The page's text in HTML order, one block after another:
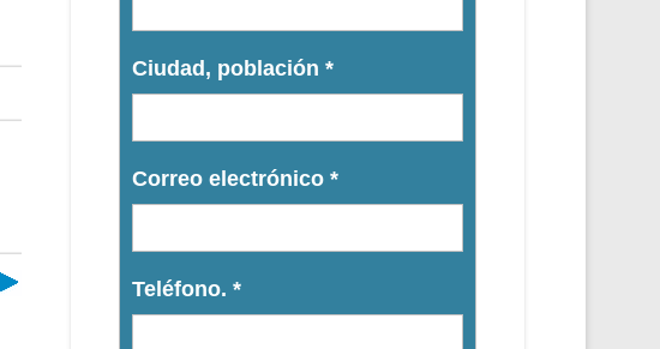
Ciudad, población *
Correo electrónico *
Teléfono. *